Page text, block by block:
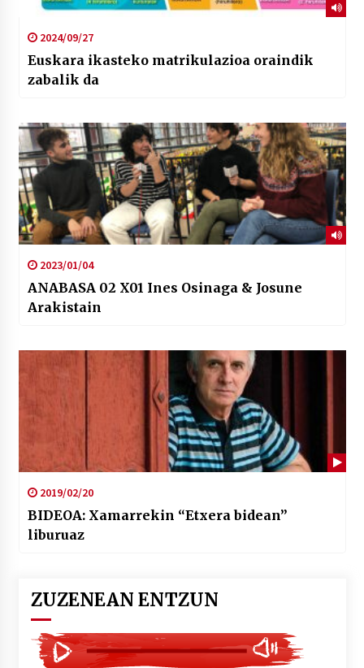
2024/09/27
Euskara ikasteko matrikulazioa oraindik
zabalik da
2023/01/04
ANABASA 02 X01 Ines Osinaga & Josune
Arakistain
2019/02/20
BIDEOA: Xamarrekin “Etxera bidean”
liburuaz
ZUZENEAN ENTZUN